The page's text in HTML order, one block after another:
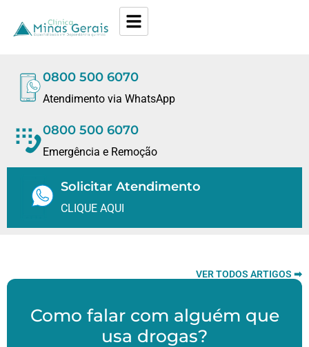
0800 500 6070
Atendimento via WhatsApp
0800 500 6070
Emergência e Remoção
Solicitar Atendimento
CLIQUE AQUI
VER TODOS ARTIGOS ➡
Como falar com alguém que
usa drogas?